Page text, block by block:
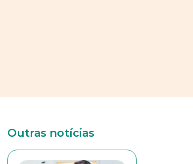
Outras notícias